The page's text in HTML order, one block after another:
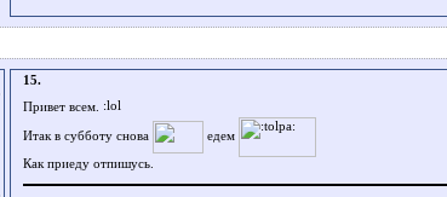
15.
Привет всем.
Итак в субботу снова едем
Как приеду отпишусь.